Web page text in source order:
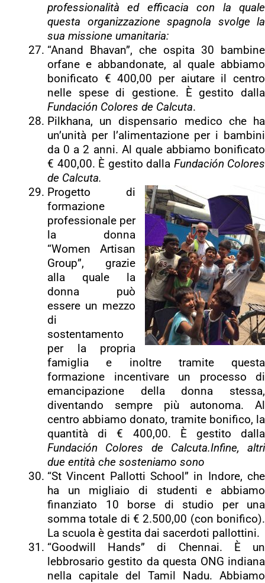
professionalità ed efficacia con la quale
questa organizzazione spagnola svolge la
sua missione umanitaria:
“Anand Bhavan”, che ospita 30 bambine
orfane e abbandonate, al quale abbiamo
bonificato € 400,00 per aiutare il centro
nelle spese di gestione. È gestito dalla
Fundación Colores de Calcuta.
Pilkhana, un dispensario medico che ha
un’unità per l’alimentazione per i bambini
da 0 a 2 anni. Al quale abbiamo bonificato
€ 400,00. È gestito dalla Fundación Colores
de Calcuta.
Progetto di
formazione
professionale per
la donna
“Women Artisan
Group”, grazie
alla quale la
donna può
essere un mezzo
di
sostentamento
per la propria
famiglia e inoltre tramite questa
formazione incentivare un processo di
emancipazione della donna stessa,
diventando sempre più autonoma. Al
centro abbiamo donato, tramite bonifico, la
quantità di € 400,00. È gestito dalla
Fundación Colores de Calcuta.Infine, altri
due entità che sosteniamo sono
“St Vincent Pallotti School” in Indore, che
ha un migliaio di studenti e abbiamo
finanziato 10 borse di studio per una
somma totale di € 2.500,00 (con bonifico).
La scuola è gestita dai sacerdoti pallottini.
“Goodwill Hands” di Chennai. È un
lebbrosario gestito da questa ONG indiana
nella capitale del Tamil Nadu. Abbiamo